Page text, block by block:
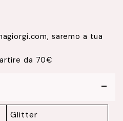
saremo a tua
da 70€
Glitter